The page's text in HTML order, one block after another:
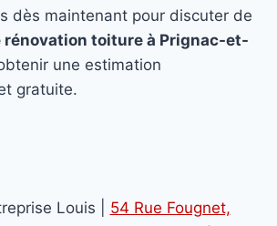
dès maintenant pour discuter de
rénovation toiture à Prignac-et-
une estimation
gratuite.
Louis | 54 Rue Fougnet,